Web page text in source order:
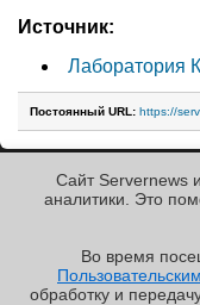
Источник:
Лаборатория
Постоянный URL: https://
« Назад к
Copyright ©2010-2026
Сайт Servernews
аналитики. Это
Во время
обработку и